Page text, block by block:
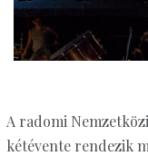
A radomi
kétévente rendezik